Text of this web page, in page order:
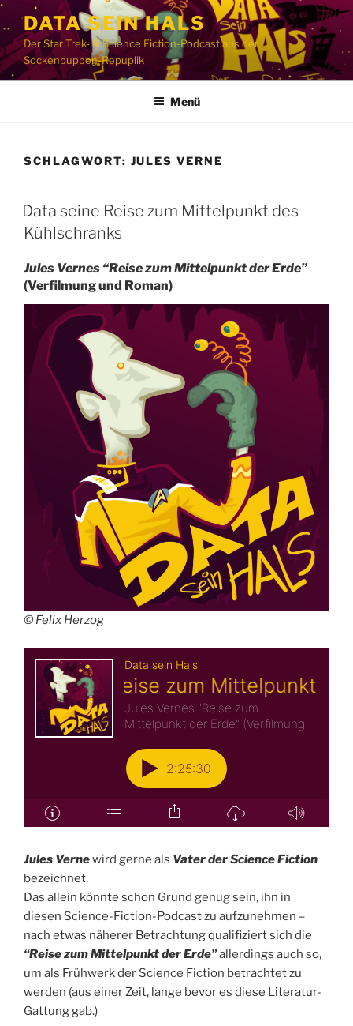
Zum
Inhalt
springen
DATA SEIN HALS
Der Star Trek- & Science Fiction-Podcast aus der
Sockenpuppen-Repuplik
Menü
SCHLAGWORT: JULES VERNE
Data seine Reise zum Mittelpunkt des
Kühlschranks
Jules Vernes “Reise zum Mittelpunkt der Erde”
(Verfilmung und Roman)
© Felix Herzog
Jules Vernewird gerne als Vater der Science Fiction
bezeichnet.
Das allein könnte schon Grund genug sein, ihn in
diesen Science-Fiction-Podcast zu aufzunehmen –
nach etwas näherer Betrachtung qualifiziert sich die
“Reise zum Mittelpunkt der Erde”allerdings auch so,
um als Frühwerk der Science Fiction betrachtet zu
werden (aus einer Zeit, lange bevor es diese Literatur-
Gattung gab.)